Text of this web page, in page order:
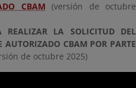
CBAM (versión de octubre
REALIZAR LA SOLICITUD DEL
AUTORIZADO CBAM POR PARTE
de octubre 2025)